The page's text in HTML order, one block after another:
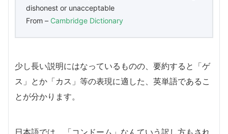
dishonest or unacceptable
From – Cambridge Dictionary
少し長い説明にはなっているものの、要約すると「ゲ
ス」とか「カス」等の表現に適した、英単語であるこ
とが分かります。
日本語では、「コンドーム」なんていう訳し方もされ